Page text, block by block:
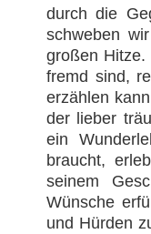
durch die
schweben
großen Hitze.
fremd sind,
erzählen
der lieber
ein
braucht,
seinem
Wünsche
und Hürden